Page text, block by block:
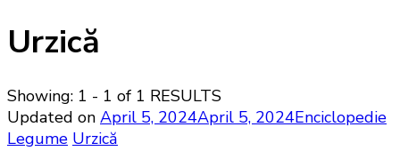
Urzică
Showing: 1 - 1 of 1 RESULTS
Updated on April 5, 2024April 5, 2024Enciclopedie
Legume Urzică